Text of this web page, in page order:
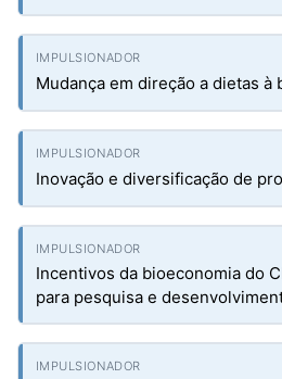
Mudança em direção a dietas à
Inovação e diversificação de
Incentivos da bioeconomia do
para pesquisa e